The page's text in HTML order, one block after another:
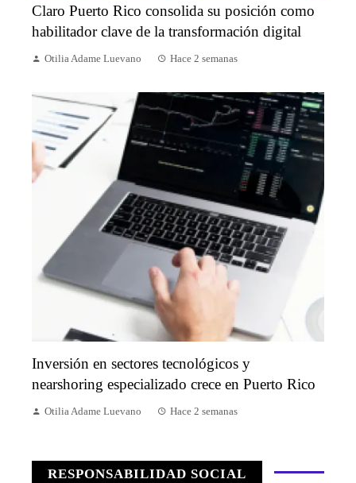
Claro Puerto Rico consolida su posición como
habilitador clave de la transformación digital
Otilia Adame Luevano Hace 2 semanas
Inversión en sectores tecnológicos y
nearshoring especializado crece en Puerto Rico
Otilia Adame Luevano Hace 2 semanas
RESPONSABILIDAD SOCIAL